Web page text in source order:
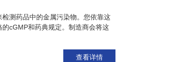
测药品中的金属污染物。您依靠这
cGMP和药典规定。制造商会将这
查看详情